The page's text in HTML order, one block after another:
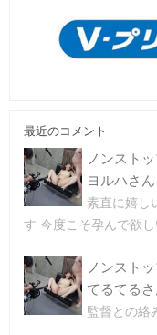
最近のコメント
ノンスト
ヨルハさん
素直に嬉し
す 今度こそ孕んで欲
ノンスト
てるてる
監督との絡